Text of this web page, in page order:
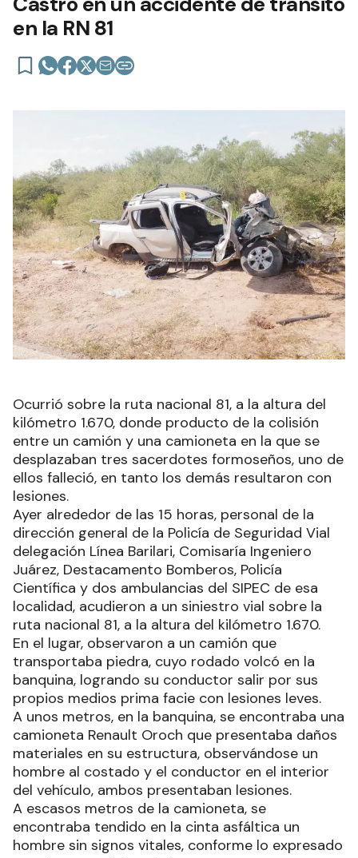
en la RN 81
Ocurrió sobre la ruta nacional 81, a la altura del
kilómetro 1.670, donde producto de la colisión
entre un camión y una camioneta en la que se
desplazaban tres sacerdotes formoseños, uno de
ellos falleció, en tanto los demás resultaron con
lesiones.
Ayer alrededor de las 15 horas, personal de la
dirección general de la Policía de Seguridad Vial
delegación Línea Barilari, Comisaría Ingeniero
Juárez, Destacamento Bomberos, Policía
Científica y dos ambulancias del SIPEC de esa
localidad, acudieron a un siniestro vial sobre la
ruta nacional 81, a la altura del kilómetro 1.670.
En el lugar, observaron a un camión que
transportaba piedra, cuyo rodado volcó en la
banquina, logrando su conductor salir por sus
propios medios prima facie con lesiones leves.
A unos metros, en la banquina, se encontraba una
camioneta Renault Oroch que presentaba daños
materiales en su estructura, observándose un
hombre al costado y el conductor en el interior
del vehículo, ambos presentaban lesiones.
A escasos metros de la camioneta, se
encontraba tendido en la cinta asfáltica un
hombre sin signos vitales, conforme lo expresado